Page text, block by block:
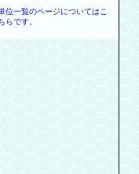
位一覧のページについてはこ
らです。